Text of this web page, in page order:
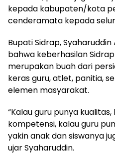
kepada kabupaten/kota
cenderamata kepada
Bupati Sidrap,
bahwa keberhasilan
merupakan buah dari
keras guru, atlet, panitia,
elemen masyarakat.
“Kalau guru punya
kompetensi, kalau guru
yakin anak dan siswanya
ujar Syaharuddin.